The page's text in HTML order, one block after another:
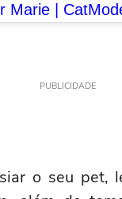
PUBLICIDADE
o seu pet,